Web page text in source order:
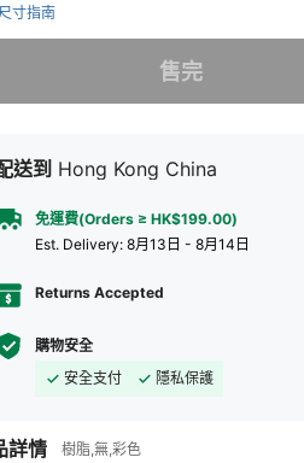
尺寸指南
售完
送到 Hong Kong China
免運費(Orders ≥ HK$199.00)
​Est. Delivery: 8月13日 - 8月14日
Returns Accepted
購物安全
安全支付
隱私保護
詳情 樹脂,無,彩色